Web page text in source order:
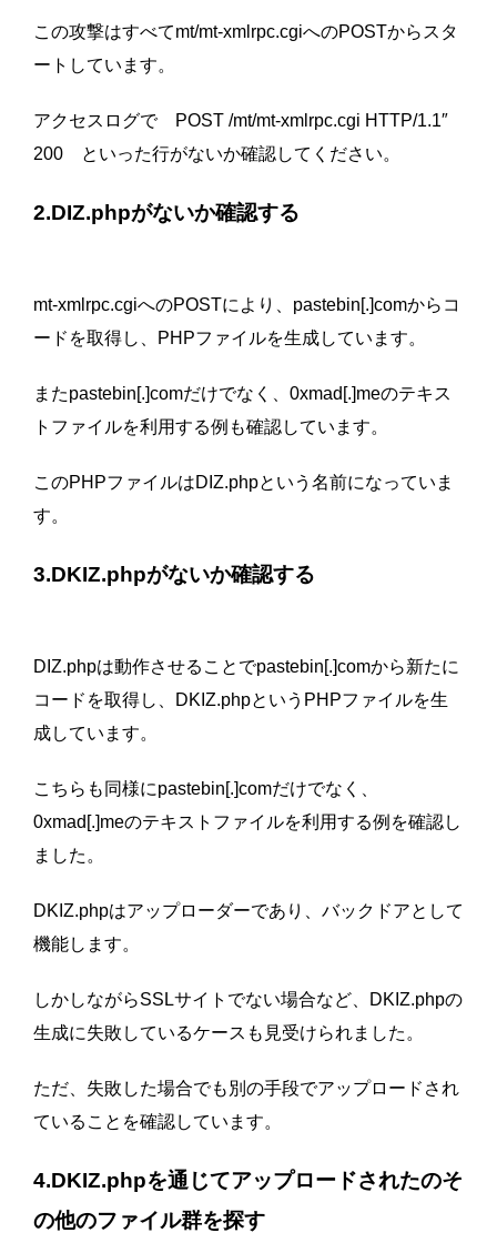
この攻撃はすべてmt/mt-xmlrpc.cgiへのPOSTからスタ
ートしています。
アクセスログで POST /mt/mt-xmlrpc.cgi HTTP/1.1″
200 といった行がないか確認してください。
2.DIZ.phpがないか確認する
mt-xmlrpc.cgiへのPOSTにより、pastebin[.]comからコ
ードを取得し、PHPファイルを生成しています。
またpastebin[.]comだけでなく、0xmad[.]meのテキス
トファイルを利用する例も確認しています。
このPHPファイルはDIZ.phpという名前になっていま
す。
3.DKIZ.phpがないか確認する
DIZ.phpは動作させることでpastebin[.]comから新たに
コードを取得し、DKIZ.phpというPHPファイルを生
成しています。
こちらも同様にpastebin[.]comだけでなく、
0xmad[.]meのテキストファイルを利用する例を確認し
ました。
DKIZ.phpはアップローダーであり、バックドアとして
機能します。
しかしながらSSLサイトでない場合など、DKIZ.phpの
生成に失敗しているケースも見受けられました。
ただ、失敗した場合でも別の手段でアップロードされ
ていることを確認しています。
4.DKIZ.phpを通じてアップロードされたのそ
の他のファイル群を探す